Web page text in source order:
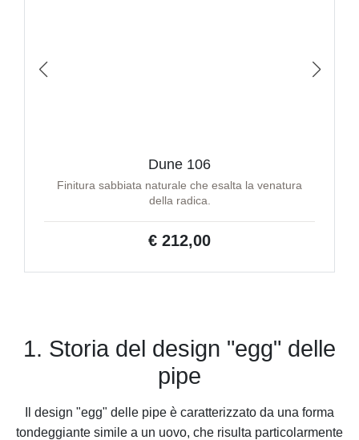
Dune 106
Finitura sabbiata naturale che esalta la venatura
della radica.
€ 212,00
1. Storia del design "egg" delle
pipe
Il design "egg" delle pipe è caratterizzato da una forma
tondeggiante simile a un uovo, che risulta particolarmente